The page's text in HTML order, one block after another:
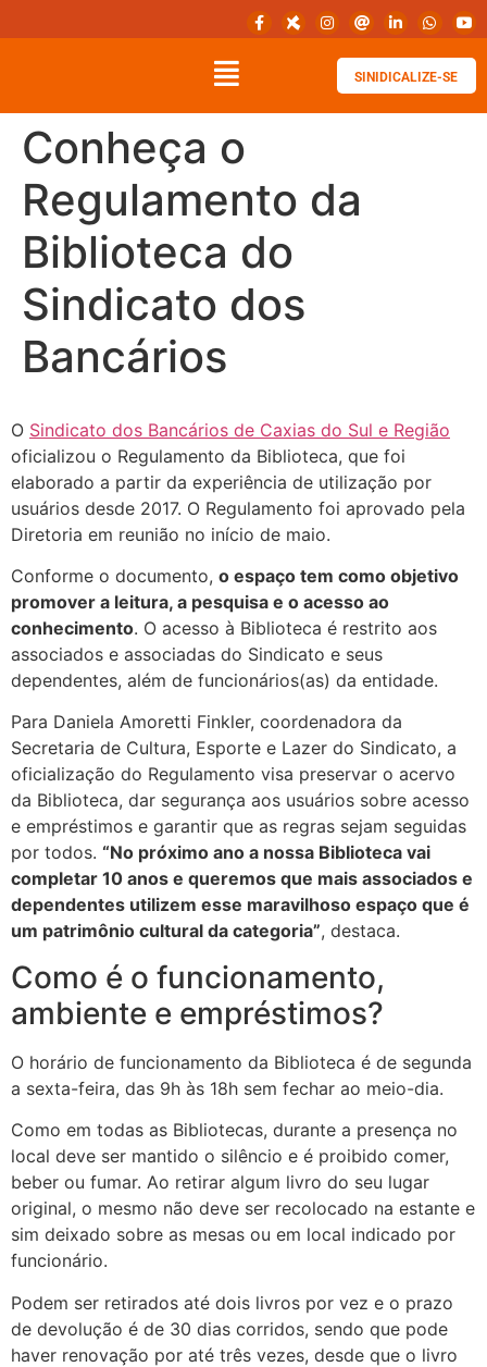
SINIDICALIZE-SE
Conheça o
Regulamento da
Biblioteca do
Sindicato dos
Bancários
O Sindicato dos Bancários de Caxias do Sul e Região
oficializou o Regulamento da Biblioteca, que foi
elaborado a partir da experiência de utilização por
usuários desde 2017. O Regulamento foi aprovado pela
Diretoria em reunião no início de maio.
Conforme o documento, o espaço tem como objetivo
promover a leitura, a pesquisa e o acesso ao
conhecimento. O acesso à Biblioteca é restrito aos
associados e associadas do Sindicato e seus
dependentes, além de funcionários(as) da entidade.
Para Daniela Amoretti Finkler, coordenadora da
Secretaria de Cultura, Esporte e Lazer do Sindicato, a
oficialização do Regulamento visa preservar o acervo
da Biblioteca, dar segurança aos usuários sobre acesso
e empréstimos e garantir que as regras sejam seguidas
por todos. “No próximo ano a nossa Biblioteca vai
completar 10 anos e queremos que mais associados e
dependentes utilizem esse maravilhoso espaço que é
um patrimônio cultural da categoria”, destaca.
Como é o funcionamento,
ambiente e empréstimos?
O horário de funcionamento da Biblioteca é de segunda
a sexta-feira, das 9h às 18h sem fechar ao meio-dia.
Como em todas as Bibliotecas, durante a presença no
local deve ser mantido o silêncio e é proibido comer,
beber ou fumar. Ao retirar algum livro do seu lugar
original, o mesmo não deve ser recolocado na estante e
sim deixado sobre as mesas ou em local indicado por
funcionário.
Podem ser retirados até dois livros por vez e o prazo
de devolução é de 30 dias corridos, sendo que pode
haver renovação por até três vezes, desde que o livro